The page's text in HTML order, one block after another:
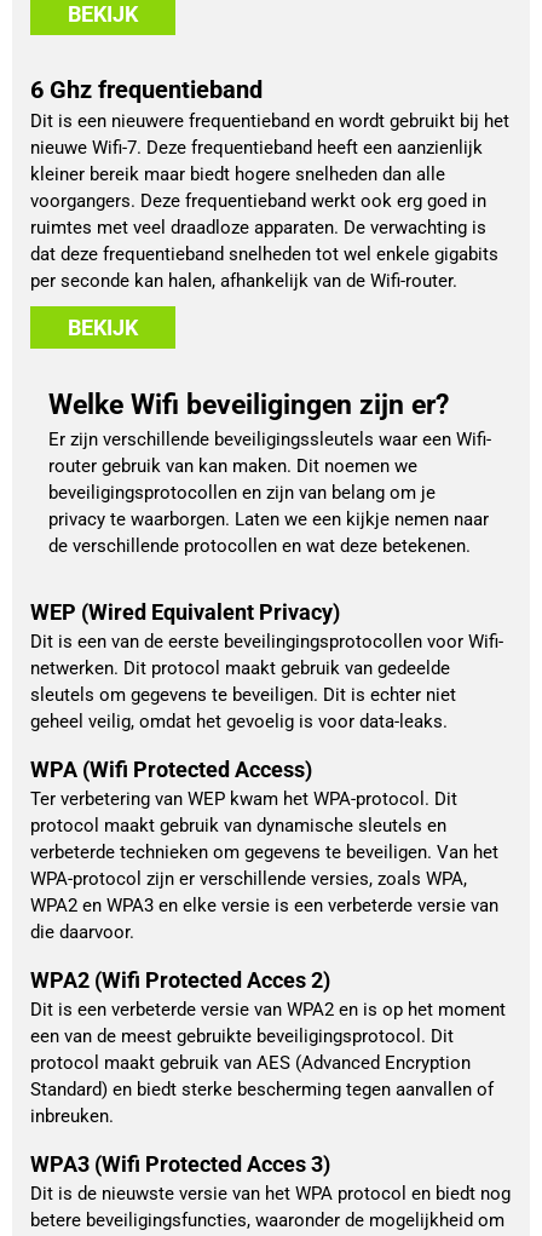
BEKIJK
6 Ghz frequentieband
Dit is een nieuwere frequentieband en wordt gebruikt bij het
nieuwe Wifi-7. Deze frequentieband heeft een aanzienlijk
kleiner bereik maar biedt hogere snelheden dan alle
voorgangers. Deze frequentieband werkt ook erg goed in
ruimtes met veel draadloze apparaten. De verwachting is
dat deze frequentieband snelheden tot wel enkele gigabits
per seconde kan halen, afhankelijk van de Wifi-router.
BEKIJK
Welke Wifi beveiligingen zijn er?
Er zijn verschillende beveiligingssleutels waar een Wifi-
router gebruik van kan maken. Dit noemen we
beveiligingsprotocollen en zijn van belang om je
privacy te waarborgen. Laten we een kijkje nemen naar
de verschillende protocollen en wat deze betekenen.
WEP (Wired Equivalent Privacy)
Dit is een van de eerste beveilingingsprotocollen voor Wifi-
netwerken. Dit protocol maakt gebruik van gedeelde
sleutels om gegevens te beveiligen. Dit is echter niet
geheel veilig, omdat het gevoelig is voor data-leaks.
WPA (Wifi Protected Access)
Ter verbetering van WEP kwam het WPA-protocol. Dit
protocol maakt gebruik van dynamische sleutels en
verbeterde technieken om gegevens te beveiligen. Van het
WPA-protocol zijn er verschillende versies, zoals WPA,
WPA2 en WPA3 en elke versie is een verbeterde versie van
die daarvoor.
WPA2 (Wifi Protected Acces 2)
Dit is een verbeterde versie van WPA2 en is op het moment
een van de meest gebruikte beveiligingsprotocol. Dit
protocol maakt gebruik van AES (Advanced Encryption
Standard) en biedt sterke bescherming tegen aanvallen of
inbreuken.
WPA3 (Wifi Protected Acces 3)
Dit is de nieuwste versie van het WPA protocol en biedt nog
betere beveiligingsfuncties, waaronder de mogelijkheid om